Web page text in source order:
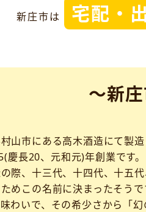
新庄市は 宅配・
～新
山市にある高木酒造にて製造
慶長20、元和元)年創業です。
際、十三代、十四代、十五
めこの名前に決まったそうで
わいで、その希少さから「幻